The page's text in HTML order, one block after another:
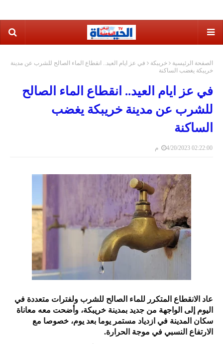
الصفحة الرئيسية خريبكة
في عز ايام العيد.. انقطاع الماء الصالح للشرب عن مدينة
خريبكة يغضب الساكنة
في عز ايام العيد.. انقطاع الماء الصالح
للشرب عن مدينة خريبكة يغضب
الساكنة
4/20/2023 02:22:00 م
عاد الانقطاع المتكرر للماء الصالح للشرب ولفترات متعددة في
اليوم إلى الواجهة من جديد بمدينة خريبكة، وأضحت معه معاناة
سكان المدينة في ازدياد مستمر يوما بعد يوم، خصوصا مع
الارتفاع النسبي في موجة الحرارة.